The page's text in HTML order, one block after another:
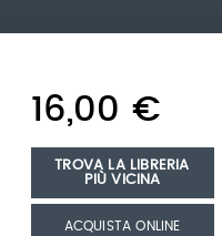
16,00 €
TROVA LA LIBRERIA
PIÙ VICINA
ACQUISTA ONLINE